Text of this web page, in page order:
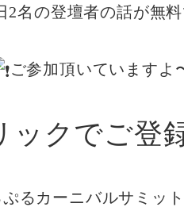
2名の登壇者の話が無料
ご参加頂いていますよ
ックでご登
るカーニバルサミッ